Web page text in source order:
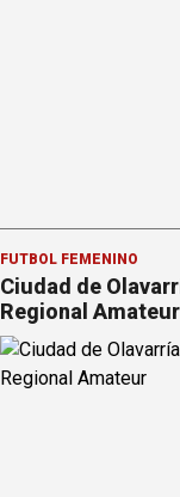
FÚTBOL FEMENINO
Ciudad de
Regional Amateur